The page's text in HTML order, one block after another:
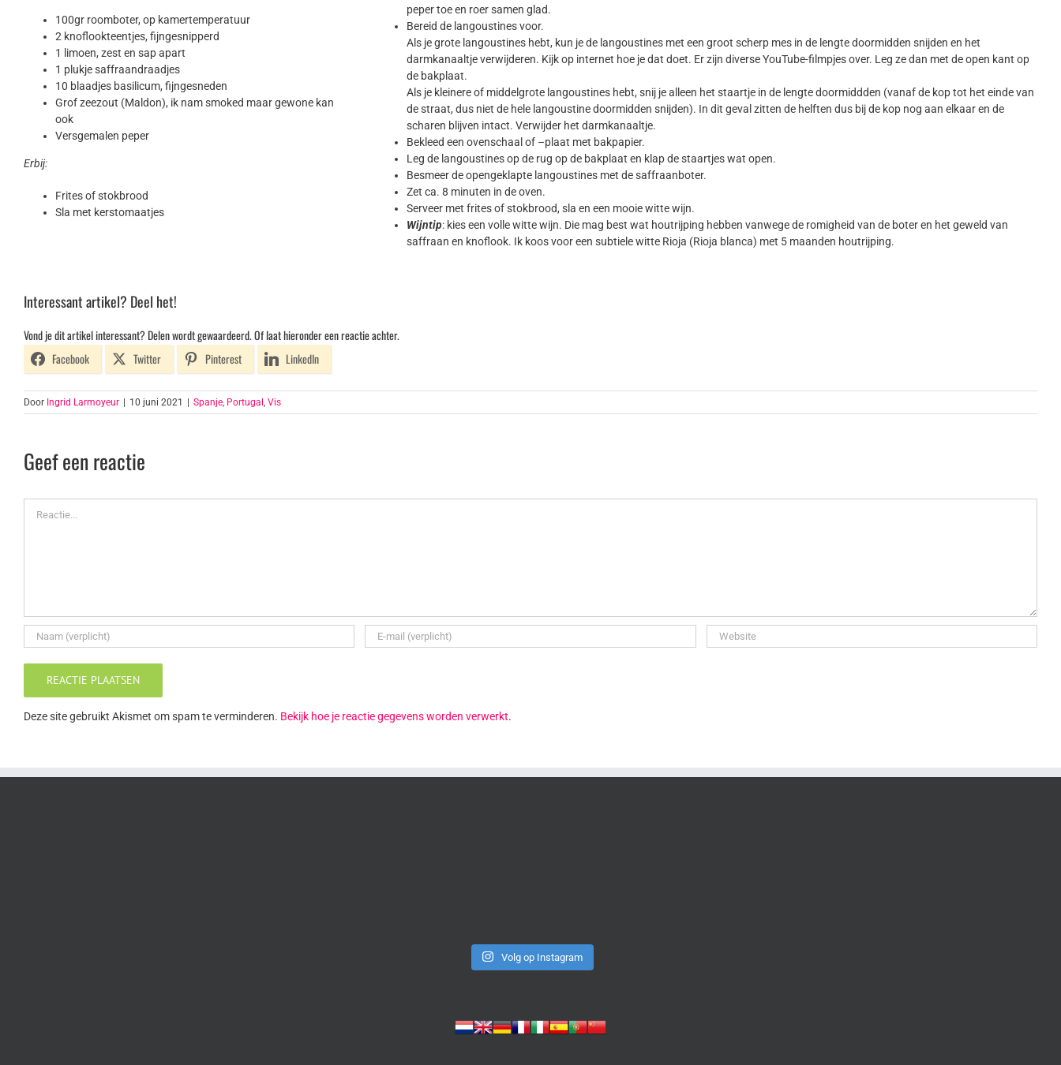
100gr roomboter, op kamertemperatuur
2 knoflookteentjes, fijngesnipperd
1 limoen, zest en sap apart
1 plukje saffraandraadjes
10 blaadjes basilicum, fijngesneden
Grof zeezout (Maldon), ik nam smoked maar gewone kan
ook
Versgemalen peper
Erbij:
Frites of stokbrood
Sla met kerstomaatjes
peper toe en roer samen glad.
Bereid de langoustines voor.
Als je grote langoustines hebt, kun je de langoustines met een groot scherp mes in de lengte doormidden snijden en het
darmkanaaltje verwijderen. Kijk op internet hoe je dat doet. Er zijn diverse YouTube-filmpjes over. Leg ze dan met de open kant op
de bakplaat.
Als je kleinere of middelgrote langoustines hebt, snij je alleen het staartje in de lengte doormiddden (vanaf de kop tot het einde van
de straat, dus niet de hele langoustine doormidden snijden). In dit geval zitten de helften dus bij de kop nog aan elkaar en de
scharen blijven intact. Verwijder het darmkanaaltje.
Bekleed een ovenschaal of –plaat met bakpapier.
Leg de langoustines op de rug op de bakplaat en klap de staartjes wat open.
Besmeer de opengeklapte langoustines met de saffraanboter.
Zet ca. 8 minuten in de oven.
Serveer met frites of stokbrood, sla en een mooie witte wijn.
Wijntip: kies een volle witte wijn. Die mag best wat houtrijping hebben vanwege de romigheid van de boter en het geweld van
saffraan en knoflook. Ik koos voor een subtiele witte Rioja (Rioja blanca) met 5 maanden houtrijping.
Interessant artikel? Deel het!
Vond je dit artikel interessant? Delen wordt gewaardeerd. Of laat hieronder een reactie achter.
Facebook
Twitter Pinterest LinkedIn
Door Ingrid Larmoyeur | 10 juni 2021 | Spanje, Portugal Vis
Geef een reactie
Deze site gebruikt Akismet om spam te verminderen. Bekijk hoe je reactie gegevens worden verwerkt.
Volg op Instagram